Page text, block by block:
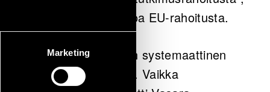
Marketing
39,4 miljoonaa euroa EU-rahoitusta.
2018. Taustalla on systemaattinen
kehittämiseen. Vaikka